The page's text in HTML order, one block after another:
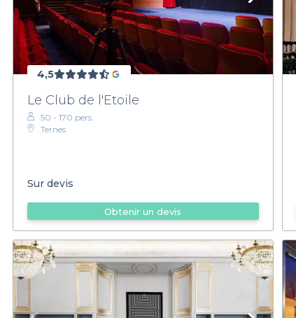
4,5
Le Club de l'Etoile
50 - 170 pers.
Ternes
Sur devis
Obtenir un devis